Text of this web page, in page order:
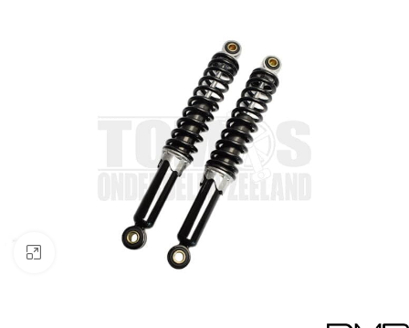
Klik om te vergroten